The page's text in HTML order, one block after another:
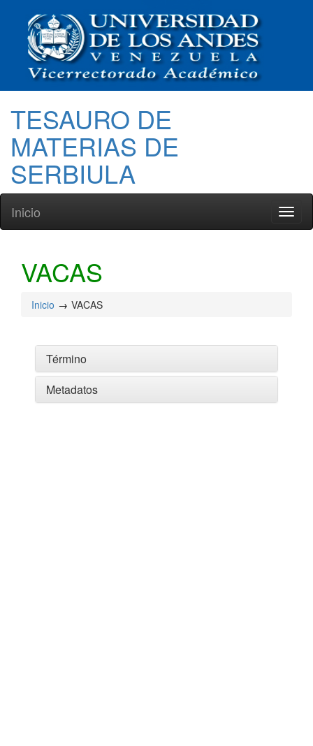
TESAURO DE
MATERIAS DE
SERBIULA
Inicio
VACAS
Inicio VACAS
Término
Metadatos